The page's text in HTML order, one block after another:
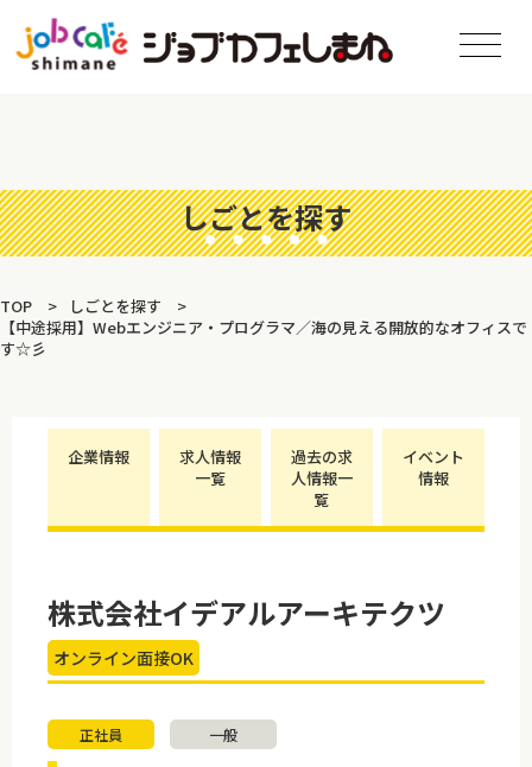
しごとを探す
TOP
しごとを探す
【中途採用】Webエンジニア・プログラマ／海の見える開放的なオフィスで
す☆彡
企業情報
求人情報
一覧
過去の求
人情報一
覧
イベント
情報
株式会社イデアルアーキテクツ
オンライン面接OK
正社員 一般